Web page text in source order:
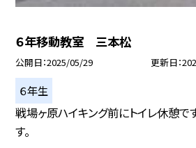
６年移動教室 三本松
公開日 2025/05/29 更新日
６年生
戦場ヶ原ハイキング前にトイレ休憩で
す。